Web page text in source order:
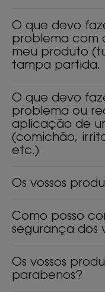
O que devo
problema com
meu produto
tampa partida,
O que devo
problema ou
aplicação de
(comichão,
etc.)
Os vossos
Como posso
segurança dos
Os vossos
parabenos?